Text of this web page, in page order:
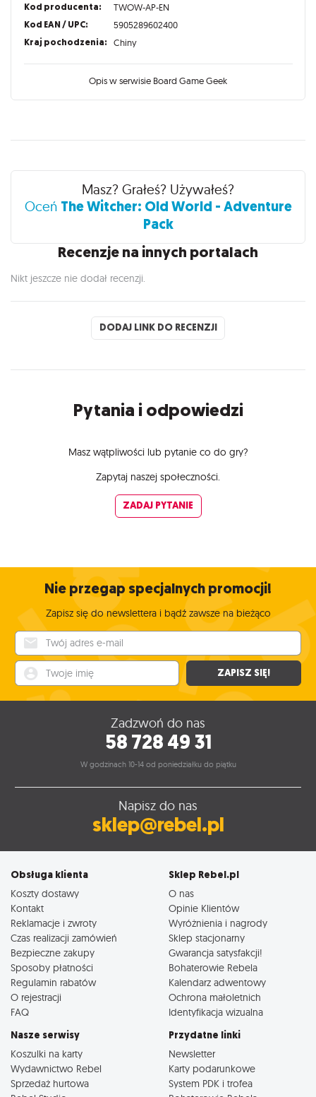
Kod producenta: TWOW-AP-EN
Kod EAN / UPC: 5905289602400
Kraj pochodzenia: Chiny
Opis w serwisie Board Game Geek
Recenzje
Masz? Grałeś? Używałeś?
Oceń The Witcher: Old World - Adventure
Pack
Recenzje na innych portalach
Nikt jeszcze nie dodał recenzji.
DODAJ LINK DO RECENZJI
Pytania i odpowiedzi
Masz wątpliwości lub pytanie co do gry?
Zapytaj naszej społeczności.
ZADAJ PYTANIE
Nie przegap specjalnych promocji!
Zapisz się do newslettera i bądź zawsze na bieżąco
ZAPISZ SIĘ!
Zadzwoń do nas
58 728 49 31
W godzinach 10-14 od poniedziałku do piątku
Napisz do nas
sklep@rebel.pl
Obsługa klienta
Koszty dostawy
Kontakt
Reklamacje i zwroty
Czas realizacji zamówień
Bezpieczne zakupy
Sposoby płatności
Regulamin rabatów
O rejestracji
FAQ
Sklep Rebel.pl
O nas
Opinie Klientów
Wyróżnienia i nagrody
Sklep stacjonarny
Gwarancja satysfakcji!
Bohaterowie Rebela
Kalendarz adwentowy
Ochrona małoletnich
Identyfikacja wizualna
Nasze serwisy
Koszulki na karty
Wydawnictwo Rebel
Sprzedaż hurtowa
Przydatne linki
Newsletter
Karty podarunkowe
System PDK i trofea